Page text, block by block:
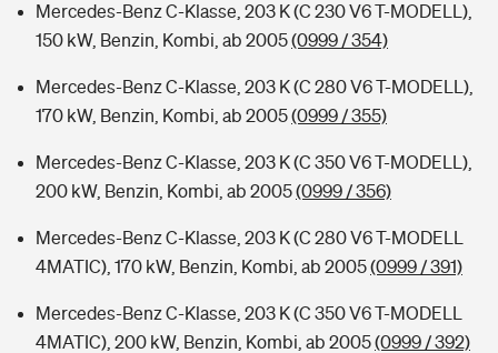
Mercedes-Benz C-Klasse, 203 K (C 230 V6 T-MODELL),
150 kW, Benzin, Kombi, ab 2005(0999 / 354)
Mercedes-Benz C-Klasse, 203 K (C 280 V6 T-MODELL),
170 kW, Benzin, Kombi, ab 2005(0999 / 355)
Mercedes-Benz C-Klasse, 203 K (C 350 V6 T-MODELL),
200 kW, Benzin, Kombi, ab 2005(0999 / 356)
Mercedes-Benz C-Klasse, 203 K (C 280 V6 T-MODELL
4MATIC), 170 kW, Benzin, Kombi, ab 2005(0999 / 391)
Mercedes-Benz C-Klasse, 203 K (C 350 V6 T-MODELL
4MATIC), 200 kW, Benzin, Kombi, ab 2005(0999 / 392)